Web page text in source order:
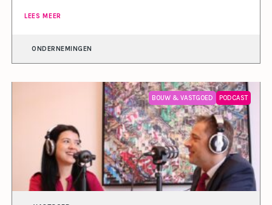
LEES MEER
ONDERNEMINGEN
BOUW & VASTGOED PODCAST